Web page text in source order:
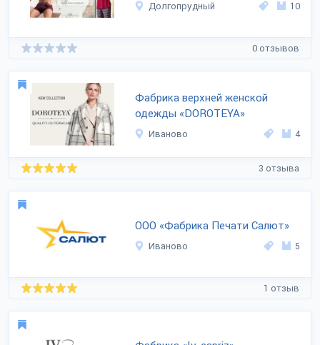
Долгопрудный 10
0 отзывов
Фабрика верхней женской
одежды «DOROTEYA»
Иваново 4
3 отзыва
ООО «Фабрика Печати Салют»
Иваново 5
1 отзыв